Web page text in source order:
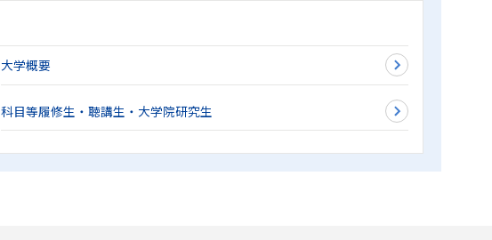
大学概要
科目等履修生・聴講生・大学院研究生